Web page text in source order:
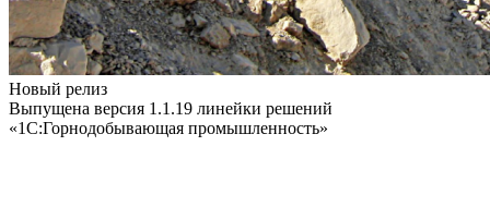
Новый релиз
Выпущена версия 1.1.19 линейки решений
«1С:Горнодобывающая промышленность»